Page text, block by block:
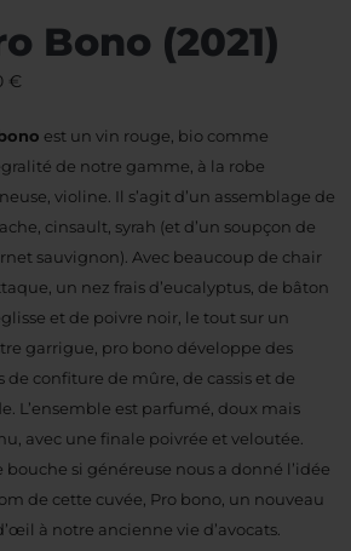
Bono (2021)
€
est un vin rouge, bio comme
de notre gamme, à la robe
violine. Il s’agit d’un assemblage de
cinsault, syrah (et d’un soupçon de
sauvignon). Avec beaucoup de chair
un nez frais d’eucalyptus, de bâton
et de poivre noir, le tout sur un
garrigue, pro bono développe des
de confiture de mûre, de cassis et de
L’ensemble est parfumé, doux mais
avec une finale poivrée et veloutée.
bouche si généreuse nous a donné l’idée
de cette cuvée, Pro bono, un nouveau
à notre ancienne vie d’avocats.